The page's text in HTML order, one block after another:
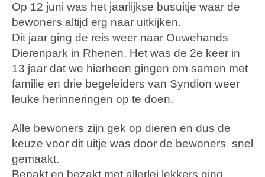
Op 12 juni was het jaarlijkse busuitje waar de
bewoners altijd erg naar uitkijken.
Dit jaar ging de reis weer naar Ouwehands
Dierenpark in Rhenen. Het was de 2e keer in
13 jaar dat we hierheen gingen om samen met
familie en drie begeleiders van Syndion weer
leuke herinneringen op te doen.
Alle bewoners zijn gek op dieren en dus de
keuze voor dit uitje was door de bewoners snel
gemaakt.
Bepakt en bezakt met allerlei lekkers ging